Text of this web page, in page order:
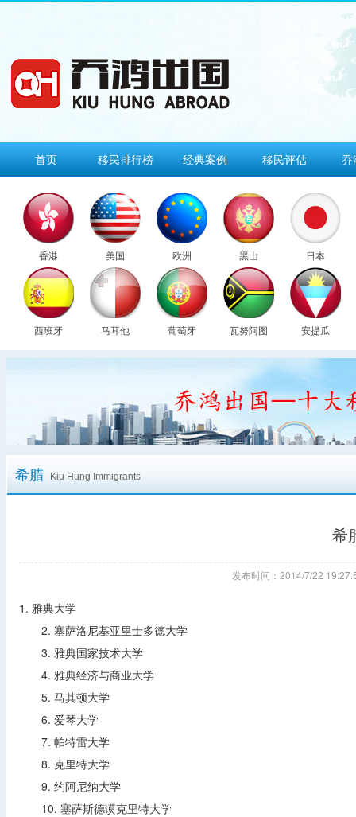
首页 移民排行榜 经典案例 移民评估 乔
香港 美国 欧洲 黑山 日本
西班牙 马耳他 葡萄牙 瓦努阿图 安提瓜
希腊 Kiu Hung Immigrants
希
发布时间：2014/7/22
1. 雅典大学
2. 塞萨洛尼基亚里士多德大学
3. 雅典国家技术大学
4. 雅典经济与商业大学
5. 马其顿大学
6. 爱琴大学
7. 帕特雷大学
8. 克里特大学
9. 约阿尼纳大学
10. 塞萨斯德谟克里特大学